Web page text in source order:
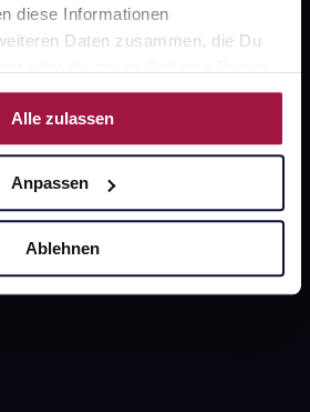
diese Informationen
Daten zusammen, die Du
haben.
Alle zulassen
Anpassen
Ablehnen